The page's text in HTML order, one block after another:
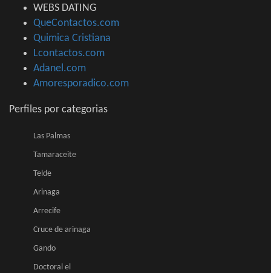
WEBS DATING
QueContactos.com
Quimica Cristiana
Lcontactos.com
Adanel.com
Amoresporadico.com
Perfiles por categorias
Las Palmas
Tamaraceite
Telde
Arinaga
Arrecife
Cruce de arinaga
Gando
Doctoral el